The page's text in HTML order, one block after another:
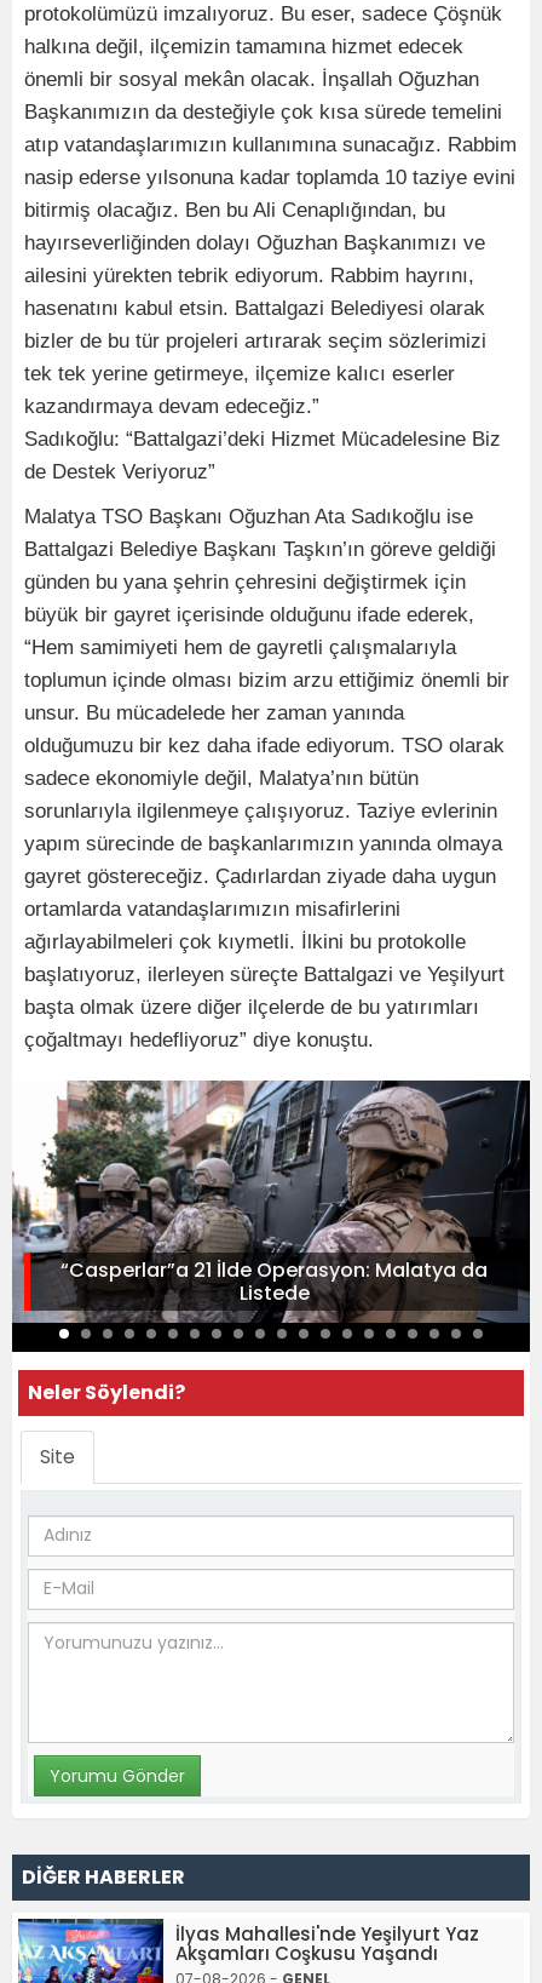
protokolümüzü imzalıyoruz. Bu eser, sadece Çöşnük
halkına değil, ilçemizin tamamına hizmet edecek
önemli bir sosyal mekân olacak. İnşallah Oğuzhan
Başkanımızın da desteğiyle çok kısa sürede temelini
atıp vatandaşlarımızın kullanımına sunacağız. Rabbim
nasip ederse yılsonuna kadar toplamda 10 taziye evini
bitirmiş olacağız. Ben bu Ali Cenaplığından, bu
hayırseverliğinden dolayı Oğuzhan Başkanımızı ve
ailesini yürekten tebrik ediyorum. Rabbim hayrını,
hasenatını kabul etsin. Battalgazi Belediyesi olarak
bizler de bu tür projeleri artırarak seçim sözlerimizi
tek tek yerine getirmeye, ilçemize kalıcı eserler
kazandırmaya devam edeceğiz.”
Sadıkoğlu: “Battalgazi’deki Hizmet Mücadelesine Biz
de Destek Veriyoruz”
Malatya TSO Başkanı Oğuzhan Ata Sadıkoğlu ise
Battalgazi Belediye Başkanı Taşkın’ın göreve geldiği
günden bu yana şehrin çehresini değiştirmek için
büyük bir gayret içerisinde olduğunu ifade ederek,
“Hem samimiyeti hem de gayretli çalışmalarıyla
toplumun içinde olması bizim arzu ettiğimiz önemli bir
unsur. Bu mücadelede her zaman yanında
olduğumuzu bir kez daha ifade ediyorum. TSO olarak
sadece ekonomiyle değil, Malatya’nın bütün
sorunlarıyla ilgilenmeye çalışıyoruz. Taziye evlerinin
yapım sürecinde de başkanlarımızın yanında olmaya
gayret göstereceğiz. Çadırlardan ziyade daha uygun
ortamlarda vatandaşlarımızın misafirlerini
ağırlayabilmeleri çok kıymetli. İlkini bu protokolle
başlatıyoruz, ilerleyen süreçte Battalgazi ve Yeşilyurt
başta olmak üzere diğer ilçelerde de bu yatırımları
çoğaltmayı hedefliyoruz” diye konuştu.
“Casperlar”a 21 İlde Operasyon: Malatya da
Listede
Neler Söylendi?
Site
DİĞER HABERLER
İlyas Mahallesi'nde Yeşilyurt Yaz
Akşamları Coşkusu Yaşandı
07-08-2026 - GENEL